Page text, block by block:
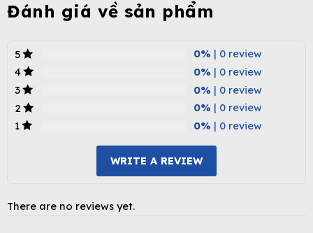
Đánh giá về sản phẩm
5 0% | 0 review
4
0% | 0 review
3
0% | 0 review
2
0% | 0 review
1
0% | 0 review
WRITE A REVIEW
There are no reviews yet.